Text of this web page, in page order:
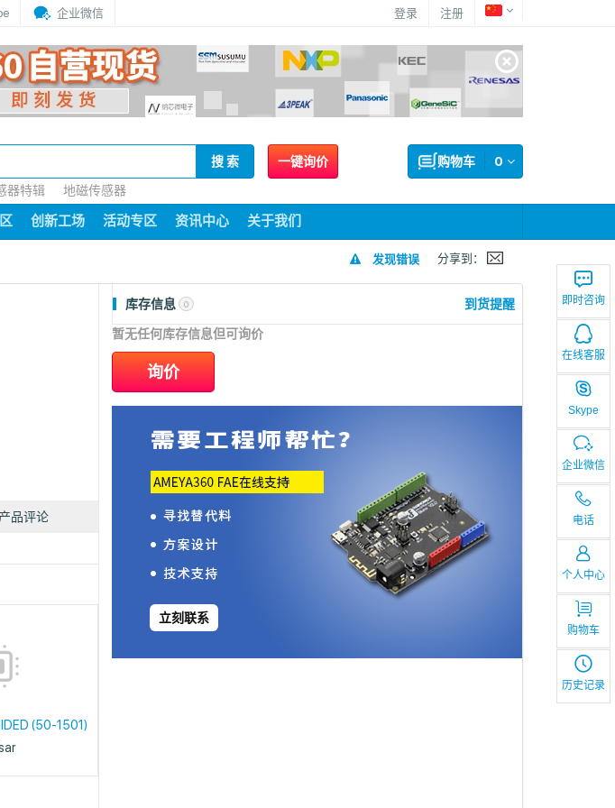
企业微信 登录 注册
即时咨询
在线客服
Skype
企业微信
电话
个人中心
购物车
历史记录
一键询价 0
购物车
搜 索
器特辑 地磁传感器
创新工场 活动专区 资讯中心 关于我们
发现错误 分享到：
产品评论
(50-1501)
库存信息 0 到货提醒
暂无任何库存信息但可询价
询价
立刻联系